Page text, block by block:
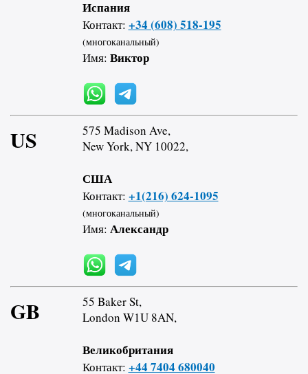
Испания
Контакт: +34 (608) 518-195
(многоканальный)
Имя: Виктор
US
575 Madison Ave,
New York, NY 10022,
США
Контакт: +1(216) 624-1095
(многоканальный)
Имя: Александр
GB
55 Baker St,
London W1U 8AN,
Великобритания
Контакт: +44 7404 680040